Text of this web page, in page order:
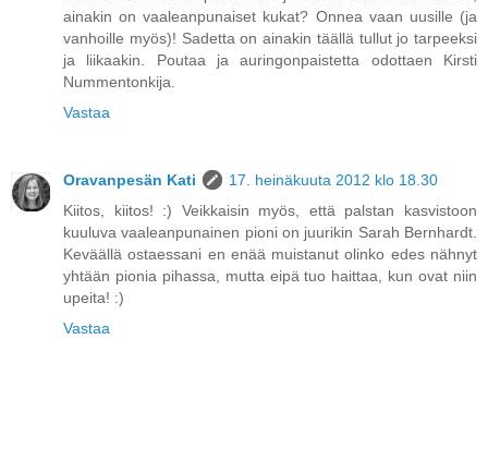
ainakin on vaaleanpunaiset kukat? Onnea vaan uusille (ja
vanhoille myös)! Sadetta on ainakin täällä tullut jo tarpeeksi
ja liikaakin. Poutaa ja auringonpaistetta odottaen Kirsti
Nummentonkija.
Vastaa
Oravanpesän Kati
17. heinäkuuta 2012 klo 18.30
Kiitos, kiitos! :) Veikkaisin myös, että palstan kasvistoon
kuuluva vaaleanpunainen pioni on juurikin Sarah Bernhardt.
Keväällä ostaessani en enää muistanut olinko edes nähnyt
yhtään pionia pihassa, mutta eipä tuo haittaa, kun ovat niin
upeita! :)
Vastaa